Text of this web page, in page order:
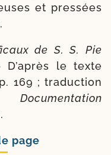
et pres­sées
de S. S. Pie
le texte
169 ; tra­duc­tion
Documentation
page